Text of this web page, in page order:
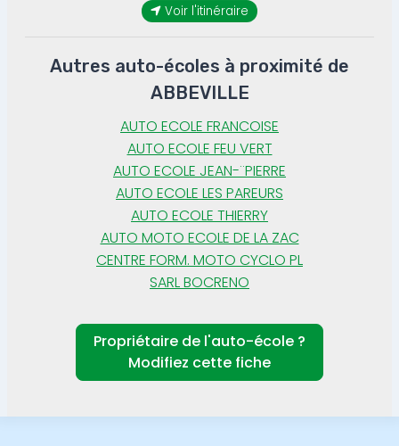
Voir l'itinéraire
Autres auto-écoles à proximité de
ABBEVILLE
AUTO ECOLE FRANCOISE
AUTO ECOLE FEU VERT
AUTO ECOLE JEAN-¨PIERRE
AUTO ECOLE LES PAREURS
AUTO ECOLE THIERRY
AUTO MOTO ECOLE DE LA ZAC
CENTRE FORM. MOTO CYCLO PL
SARL BOCRENO
Propriétaire de l'auto-école ?
Modifiez cette fiche